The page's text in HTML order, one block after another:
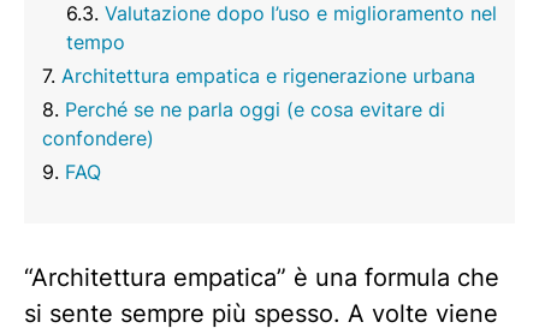
Valutazione dopo l’uso e miglioramento nel
tempo
Architettura empatica e rigenerazione urbana
Perché se ne parla oggi (e cosa evitare di
confondere)
FAQ
“Architettura empatica” è una formula che
si sente sempre più spesso. A volte viene